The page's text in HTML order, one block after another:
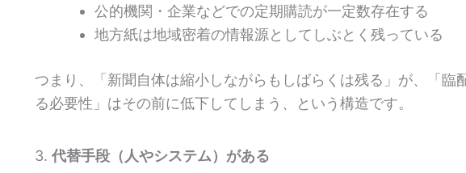
公的機関・企業などでの定期購読が一定数存在する
地方紙は地域密着の情報源としてしぶとく残っている
つまり、「新聞自体は縮小しながらもしばらくは残る」が、「臨
る必要性」はその前に低下してしまう、という構造です。
3. 代替手段（人やシステム）がある